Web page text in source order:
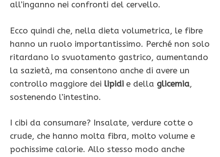
all’inganno nei confronti del cervello.
Ecco quindi che, nella dieta volumetrica, le fibre
hanno un ruolo importantissimo. Perché non solo
ritardano lo svuotamento gastrico, aumentando
la sazietà, ma consentono anche di avere un
controllo maggiore dei lipidi e della glicemia,
sostenendo l’intestino.
I cibi da consumare? Insalate, verdure cotte o
crude, che hanno molta fibra, molto volume e
pochissime calorie. Allo stesso modo anche